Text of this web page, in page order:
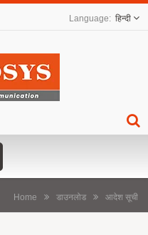
हिन्दी
Home डाउनलोड आदेश सूची